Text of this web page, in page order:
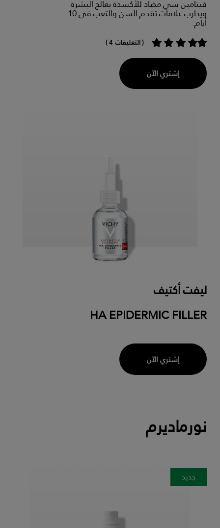
فيتامين سي مضاد للأكسدة يعالج البشرة
ويحارب علامات تقدم السن والتعب في 10
أيام.
( التعليقات 4 )
إشتري الآن
ليفت أكتيف
HA EPIDERMIC FILLER
إشتري الآن
نورماديرم
جديد